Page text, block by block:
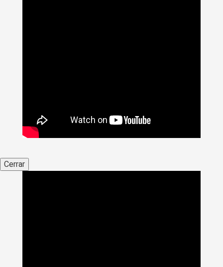
Cerrar